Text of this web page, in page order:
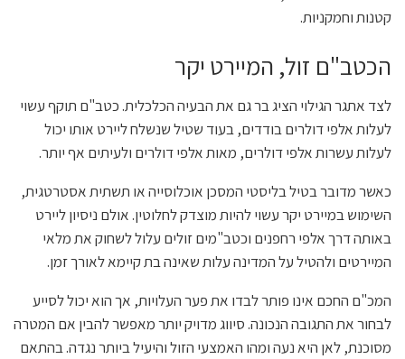
קטנות וחמקניות.
הכטב"ם זול, המיירט יקר
לצד אתגר הגילוי הציג בר גם את הבעיה הכלכלית. כטב"ם תוקף עשוי
לעלות אלפי דולרים בודדים, בעוד שטיל שנשלח ליירט אותו יכול
לעלות עשרות אלפי דולרים, מאות אלפי דולרים ולעיתים אף יותר.
כאשר מדובר בטיל בליסטי המסכן אוכלוסייה או תשתית אסטרטגית,
השימוש במיירט יקר עשוי להיות מוצדק לחלוטין. אולם ניסיון ליירט
באותה דרך אלפי רחפנים וכטב"מים זולים עלול לשחוק את מלאי
המיירטים ולהטיל על המדינה עלות שאינה בת קיימא לאורך זמן.
המכ"ם החכם אינו פותר לבדו את פער העלויות, אך הוא יכול לסייע
לבחור את התגובה הנכונה. סיווג מדויק יותר מאפשר להבין אם המטרה
מסוכנת, לאן היא נעה ומהו האמצעי הזול והיעיל ביותר נגדה. בהתאם